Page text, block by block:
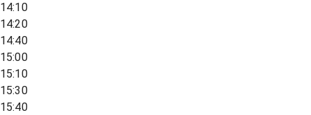
14:10
14:20
14:40
15:00
15:10
15:30
15:40